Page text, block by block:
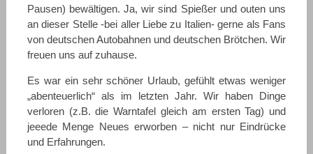
Pausen) bewältigen. Ja, wir sind Spießer und outen uns
an dieser Stelle -bei aller Liebe zu Italien- gerne als Fans
von deutschen Autobahnen und deutschen Brötchen. Wir
freuen uns auf zuhause.
Es war ein sehr schöner Urlaub, gefühlt etwas weniger
„abenteuerlich“ als im letzten Jahr. Wir haben Dinge
verloren (z.B. die Warntafel gleich am ersten Tag) und
jeeede Menge Neues erworben – nicht nur Eindrücke
und Erfahrungen.